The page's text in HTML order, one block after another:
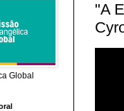
"A
Global